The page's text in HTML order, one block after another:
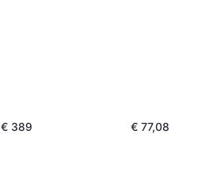
€ 389 € 77,08